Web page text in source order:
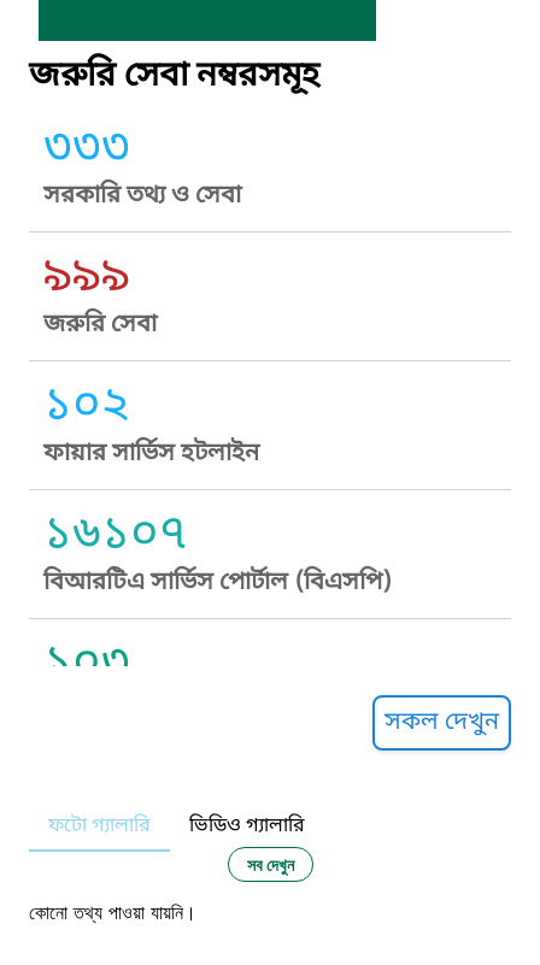
জরুরি সেবা নম্বরসমূহ
৩৩৩
সরকারি তথ্য ও সেবা
৯৯৯
জরুরি সেবা
১০২
ফায়ার সার্ভিস হটলাইন
১৬১০৭
বিআরটিএ সার্ভিস পোর্টাল (বিএসপি)
১০৩
নারী ও শিশু নির্যাতন প্রতিরোধ
১০৬
সকল দেখুন
ফটো গ্যালারি ভিডিও গ্যালারি
সব দেখুন
কোনো তথ্য পাওয়া যায়নি।